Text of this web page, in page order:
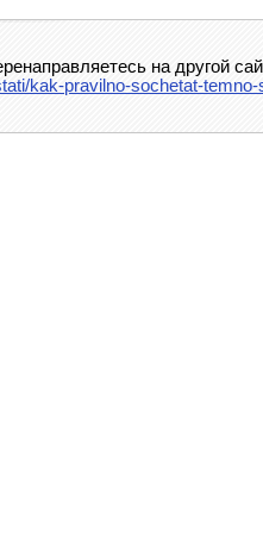
на другой
kak-pravilno-sochetat-